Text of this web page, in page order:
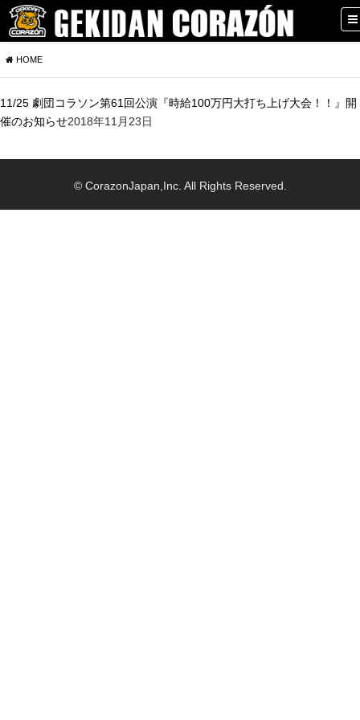
HOME
11/25 劇団コラソン第61回公演『時給100万円大打ち上げ大会！！』開
催のお知らせ2018年11月23日
© CorazonJapan,Inc. All Rights Reserved.